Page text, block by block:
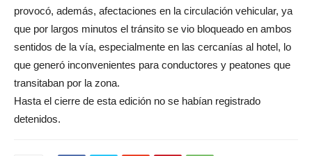
provocó, además, afectaciones en la circulación vehicular, ya
que por largos minutos el tránsito se vio bloqueado en ambos
sentidos de la vía, especialmente en las cercanías al hotel, lo
que generó inconvenientes para conductores y peatones que
transitaban por la zona.
Hasta el cierre de esta edición no se habían registrado
detenidos.